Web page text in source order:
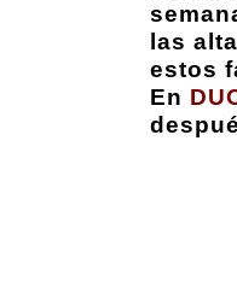
las
estos
En